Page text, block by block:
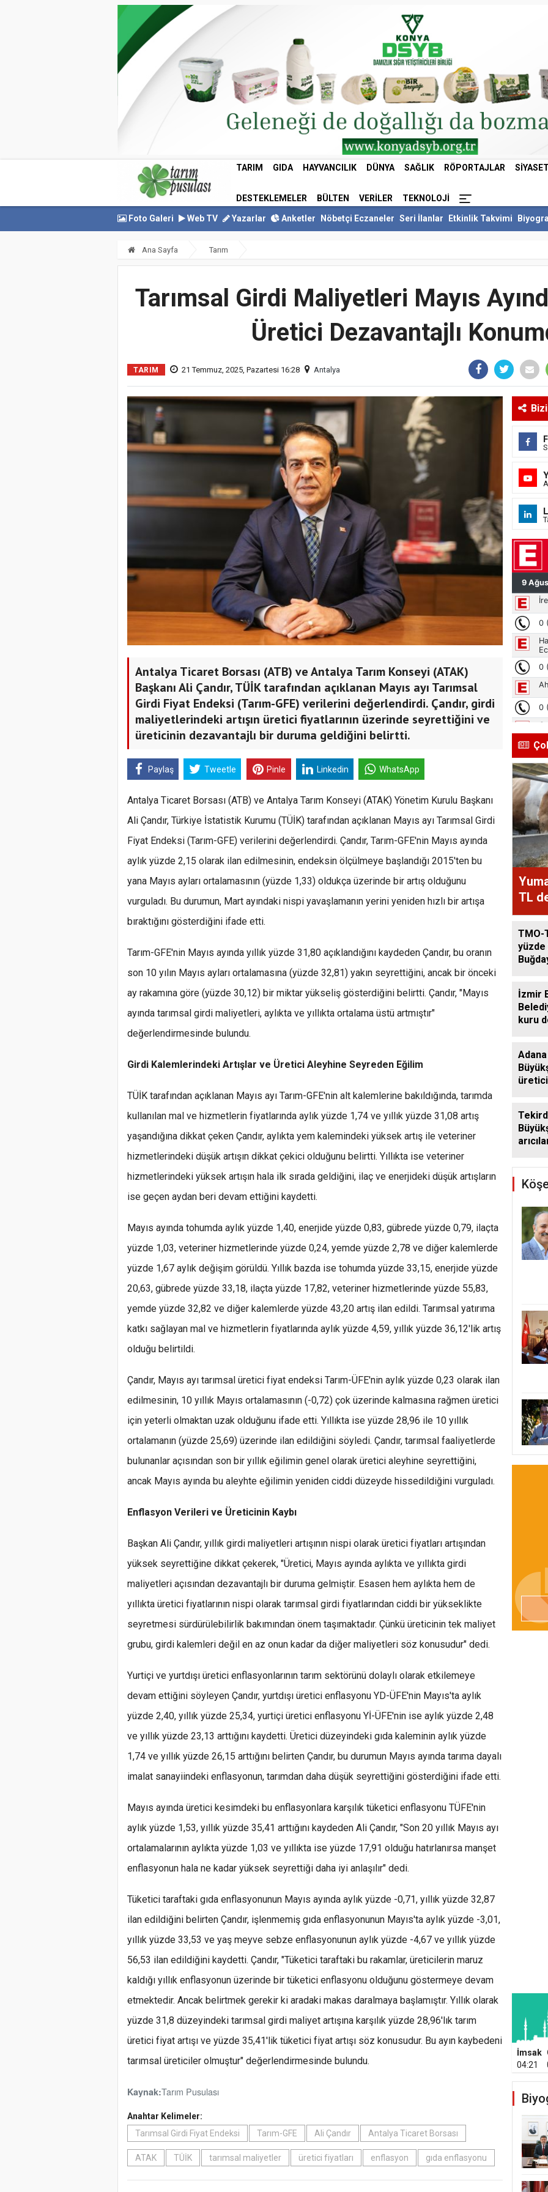
TARIM GIDA HAYVANCILIK DÜNYA SAĞLIK RÖPORTAJLAR SIYASET
DESTEKLEMELER BÜLTEN VERILER TEKNOLOJI
Foto Galeri Web TV Yazarlar Anketler Nöbetçi Eczaneler Seri İlanlar Etkinlik Takvimi
Ana Sayfa Tarım
Tarımsal Girdi Maliyetleri Mayıs
Üretici Dezavantajlı
TARIM 21 Temmuz, 2025, Pazartesi 16:28 Antalya
Antalya Ticaret Borsası (ATB) ve Antalya Tarım Konseyi (ATAK)
Başkanı Ali Çandır, TÜİK tarafından açıklanan Mayıs ayı Tarımsal
Girdi Fiyat Endeksi (Tarım-GFE) verilerini değerlendirdi. Çandır, girdi
maliyetlerindeki artışın üretici fiyatlarının üzerinde seyrettiğini ve
üreticinin dezavantajlı bir duruma geldiğini belirtti.
Paylaş Tweetle Pinle Linkedin WhatsApp
Antalya Ticaret Borsası (ATB) ve Antalya Tarım Konseyi (ATAK) Yönetim Kurulu Başkanı
Ali Çandır, Türkiye İstatistik Kurumu (TÜİK) tarafından açıklanan Mayıs ayı Tarımsal Girdi
Fiyat Endeksi (Tarım-GFE) verilerini değerlendirdi. Çandır, Tarım-GFE'nin Mayıs ayında
aylık yüzde 2,15 olarak ilan edilmesinin, endeksin ölçülmeye başlandığı 2015'ten bu
yana Mayıs ayları ortalamasının (yüzde 1,33) oldukça üzerinde bir artış olduğunu
vurguladı. Bu durumun, Mart ayındaki nispi yavaşlamanın yerini yeniden hızlı bir artışa
bıraktığını gösterdiğini ifade etti.
Tarım-GFE'nin Mayıs ayında yıllık yüzde 31,80 açıklandığını kaydeden Çandır, bu oranın
son 10 yılın Mayıs ayları ortalamasına (yüzde 32,81) yakın seyrettiğini, ancak bir önceki
ay rakamına göre (yüzde 30,12) bir miktar yükseliş gösterdiğini belirtti. Çandır, "Mayıs
ayında tarımsal girdi maliyetleri, aylıkta ve yıllıkta ortalama üstü artmıştır"
değerlendirmesinde bulundu.
Girdi Kalemlerindeki Artışlar ve Üretici Aleyhine Seyreden Eğilim
TÜİK tarafından açıklanan Mayıs ayı Tarım-GFE'nin alt kalemlerine bakıldığında, tarımda
kullanılan mal ve hizmetlerin fiyatlarında aylık yüzde 1,74 ve yıllık yüzde 31,08 artış
yaşandığına dikkat çeken Çandır, aylıkta yem kalemindeki yüksek artış ile veteriner
hizmetlerindeki düşük artışın dikkat çekici olduğunu belirtti. Yıllıkta ise veteriner
hizmetlerindeki yüksek artışın hala ilk sırada geldiğini, ilaç ve enerjideki düşük artışların
ise geçen aydan beri devam ettiğini kaydetti.
Mayıs ayında tohumda aylık yüzde 1,40, enerjide yüzde 0,83, gübrede yüzde 0,79, ilaçta
yüzde 1,03, veteriner hizmetlerinde yüzde 0,24, yemde yüzde 2,78 ve diğer kalemlerde
yüzde 1,67 aylık değişim görüldü. Yıllık bazda ise tohumda yüzde 33,15, enerjide yüzde
20,63, gübrede yüzde 33,18, ilaçta yüzde 17,82, veteriner hizmetlerinde yüzde 55,83,
yemde yüzde 32,82 ve diğer kalemlerde yüzde 43,20 artış ilan edildi. Tarımsal yatırıma
katkı sağlayan mal ve hizmetlerin fiyatlarında aylık yüzde 4,59, yıllık yüzde 36,12'lik artış
olduğu belirtildi.
Çandır, Mayıs ayı tarımsal üretici fiyat endeksi Tarım-ÜFE'nin aylık yüzde 0,23 olarak ilan
edilmesinin, 10 yıllık Mayıs ortalamasının (-0,72) çok üzerinde kalmasına rağmen üretici
için yeterli olmaktan uzak olduğunu ifade etti. Yıllıkta ise yüzde 28,96 ile 10 yıllık
ortalamanın (yüzde 25,69) üzerinde ilan edildiğini söyledi. Çandır, tarımsal faaliyetlerde
bulunanlar açısından son bir yıllık eğilimin genel olarak üretici aleyhine seyrettiğini,
ancak Mayıs ayında bu aleyhte eğilimin yeniden ciddi düzeyde hissedildiğini vurguladı.
Enflasyon Verileri ve Üreticinin Kaybı
Başkan Ali Çandır, yıllık girdi maliyetleri artışının nispi olarak üretici fiyatları artışından
yüksek seyrettiğine dikkat çekerek, "Üretici, Mayıs ayında aylıkta ve yıllıkta girdi
maliyetleri açısından dezavantajlı bir duruma gelmiştir. Esasen hem aylıkta hem de
yıllıkta üretici fiyatlarının nispi olarak tarımsal girdi fiyatlarından ciddi bir yükseklikte
seyretmesi sürdürülebilirlik bakımından önem taşımaktadır. Çünkü üreticinin tek maliyet
grubu, girdi kalemleri değil en az onun kadar da diğer maliyetleri söz konusudur" dedi.
Yurtiçi ve yurtdışı üretici enflasyonlarının tarım sektörünü dolaylı olarak etkilemeye
devam ettiğini söyleyen Çandır, yurtdışı üretici enflasyonu YD-ÜFE'nin Mayıs'ta aylık
yüzde 2,40, yıllık yüzde 25,34, yurtiçi üretici enflasyonu Yİ-ÜFE'nin ise aylık yüzde 2,48
ve yıllık yüzde 23,13 arttığını kaydetti. Üretici düzeyindeki gıda kaleminin aylık yüzde
1,74 ve yıllık yüzde 26,15 arttığını belirten Çandır, bu durumun Mayıs ayında tarıma dayalı
imalat sanayiindeki enflasyonun, tarımdan daha düşük seyrettiğini gösterdiğini ifade etti.
Mayıs ayında üretici kesimdeki bu enflasyonlara karşılık tüketici enflasyonu TÜFE'nin
aylık yüzde 1,53, yıllık yüzde 35,41 arttığını kaydeden Ali Çandır, "Son 20 yıllık Mayıs ayı
ortalamalarının aylıkta yüzde 1,03 ve yıllıkta ise yüzde 17,91 olduğu hatırlanırsa manşet
enflasyonun hala ne kadar yüksek seyrettiği daha iyi anlaşılır" dedi.
Tüketici taraftaki gıda enflasyonunun Mayıs ayında aylık yüzde -0,71, yıllık yüzde 32,87
ilan edildiğini belirten Çandır, işlenmemiş gıda enflasyonunun Mayıs'ta aylık yüzde -3,01,
yıllık yüzde 33,53 ve yaş meyve sebze enflasyonunun aylık yüzde -4,67 ve yıllık yüzde
56,53 ilan edildiğini kaydetti. Çandır, "Tüketici taraftaki bu rakamlar, üreticilerin maruz
kaldığı yıllık enflasyonun üzerinde bir tüketici enflasyonu olduğunu göstermeye devam
etmektedir. Ancak belirtmek gerekir ki aradaki makas daralmaya başlamıştır. Yıllık olarak
yüzde 31,8 düzeyindeki tarımsal girdi maliyet artışına karşılık yüzde 28,96'lık tarım
üretici fiyat artışı ve yüzde 35,41'lik tüketici fiyat artışı söz konusudur. Bu ayın kaybedeni
tarımsal üreticiler olmuştur" değerlendirmesinde bulundu.
Kaynak:Tarım Pusulası
Anahtar Kelimeler:
Tarımsal Girdi Fiyat Endeksi
Tarım-GFE Ali Çandır Antalya Ticaret Borsası
ATAK TÜİK tarımsal maliyetler üretici fiyatları enflasyon gıda enflasyonu
TL
TMO-
yüzde
İzmir
kuru
Adana
İmsak
04:21